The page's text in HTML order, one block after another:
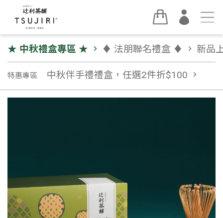
★ 中秋禮盒專區 ★ chevron_right ♦︎ 法朋聯名禮盒 ♦︎ chevron_right 新品
特惠專區 中秋伴手禮禮盒，任選2件折$100 chevron_right